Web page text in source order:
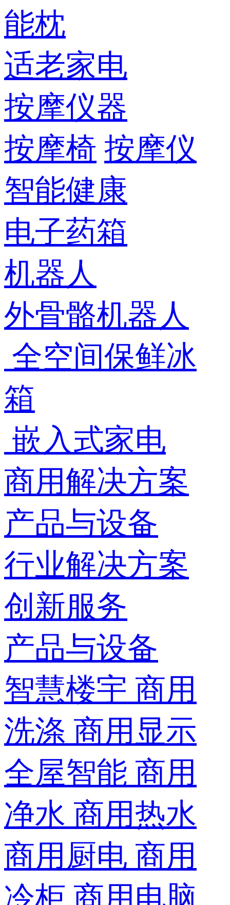
能枕
适老家电
按摩仪器
按摩椅 按摩仪
智能健康
电子药箱
机器人
外骨骼机器人
全空间保鲜冰
箱
嵌入式家电
商用解决方案
产品与设备
行业解决方案
创新服务
产品与设备
智慧楼宇 商用
洗涤 商用显示
全屋智能 商用
净水 商用热水
商用厨电 商用
冷柜 商用电脑